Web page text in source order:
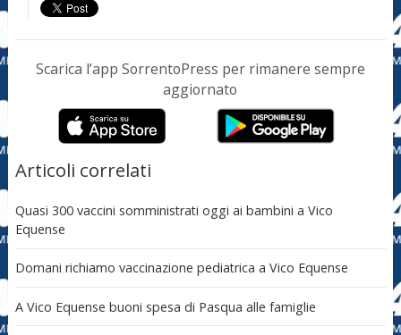
Scarica l’app SorrentoPress per rimanere sempre
aggiornato
Articoli correlati
Quasi 300 vaccini somministrati oggi ai bambini a Vico
Equense
Domani richiamo vaccinazione pediatrica a Vico Equense
A Vico Equense buoni spesa di Pasqua alle famiglie